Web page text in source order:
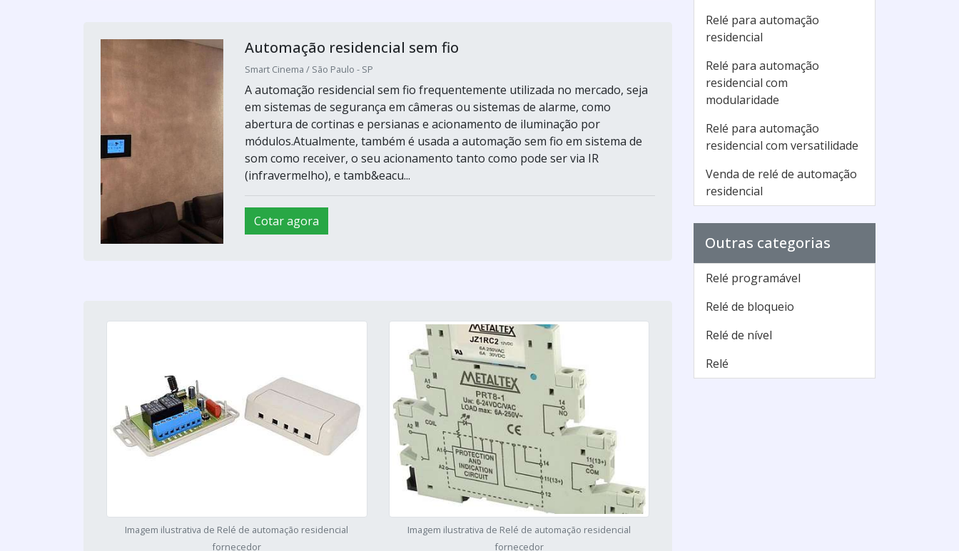
Automação residencial sem fio
Smart Cinema / São Paulo - SP
A automação residencial sem fio frequentemente utilizada no mercado, seja
em sistemas de segurança em câmeras ou sistemas de alarme, como
abertura de cortinas e persianas e acionamento de iluminação por
módulos.Atualmente, também é usada a automação sem fio em sistema de
som como receiver, o seu acionamento tanto como pode ser via IR
(infravermelho), e tamb&eacu...
Cotar agora
Imagem ilustrativa de Relé de automação residencial
fornecedor
Imagem ilustrativa de Relé de automação residencial
fornecedor
Relé para automação
residencial
Relé para automação
residencial com
modularidade
Relé para automação
residencial com versatilidade
Venda de relé de automação
residencial
Outras categorias
Relé programável
Relé de bloqueio
Relé de nível
Relé